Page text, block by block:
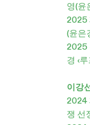
영(윤
2025
(윤은
2025
경 ‹루
이강
2024
쟁 선